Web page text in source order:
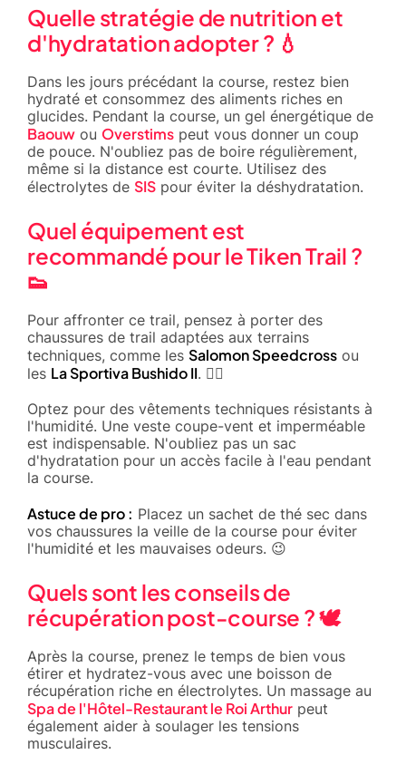
Quelle stratégie de nutrition et
d'hydratation adopter ? 💧
Dans les jours précédant la course, restez bien
hydraté et consommez des aliments riches en
glucides. Pendant la course, un gel énergétique de
Baouw ou Overstims peut vous donner un coup
de pouce. N'oubliez pas de boire régulièrement,
même si la distance est courte. Utilisez des
électrolytes de SIS pour éviter la déshydratation.
Quel équipement est
recommandé pour le Tiken Trail ?
👟
Pour affronter ce trail, pensez à porter des
chaussures de trail adaptées aux terrains
techniques, comme les Salomon Speedcross ou
les La Sportiva Bushido II. 🏃‍♂️
Optez pour des vêtements techniques résistants à
l'humidité. Une veste coupe-vent et imperméable
est indispensable. N'oubliez pas un sac
d'hydratation pour un accès facile à l'eau pendant
la course.
Astuce de pro : Placez un sachet de thé sec dans
vos chaussures la veille de la course pour éviter
l'humidité et les mauvaises odeurs. 😉
Quels sont les conseils de
récupération post-course ? 🕊️
Après la course, prenez le temps de bien vous
étirer et hydratez-vous avec une boisson de
récupération riche en électrolytes. Un massage au
Spa de l'Hôtel-Restaurant le Roi Arthur peut
également aider à soulager les tensions
musculaires.